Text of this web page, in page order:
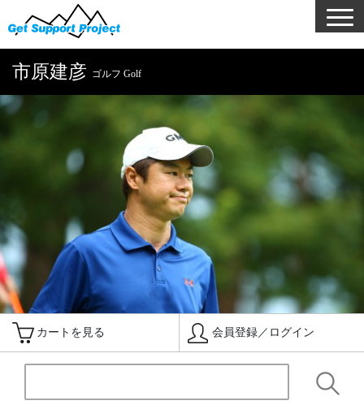
市原建彦 ゴルフ Golf
カートを見る 会員登録／ログイン